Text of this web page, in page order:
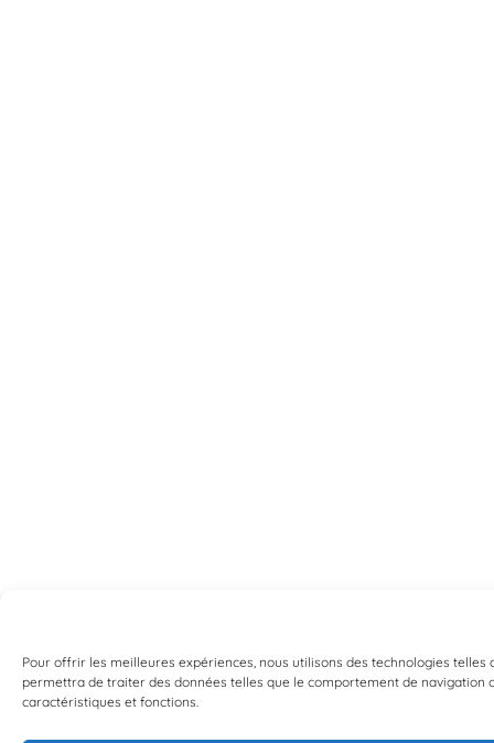
Pour offrir les meilleures expériences, nous utilisons des technologies
permettra de traiter des données telles que le comportement de
caractéristiques et fonctions.